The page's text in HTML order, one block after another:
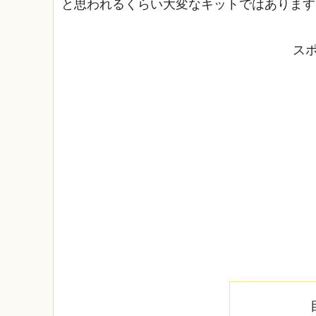
と思われるくらい大変なキットではあります
ス